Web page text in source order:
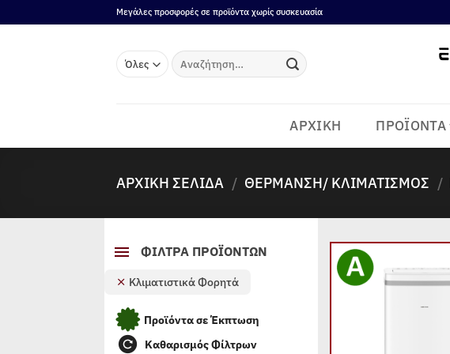
στο
Μεγάλες προσφορές σε προϊόντα χωρίς συσκευασία
Αναζήτηση
για:
ΑΡΧΙΚΗ ΠΡΟΪΟΝΤΑ
ΑΡΧΙΚΉ ΣΕΛΊΔΑ / ΘΈΡΜΑΝΣΗ/ ΚΛΙΜΑΤΙΣΜΌΣ /
ΦΙΛΤΡΑ ΠΡΟΪΟΝΤΩΝ
Κλιματιστικά Φορητά
Προϊόντα σε Έκπτωση
Καθαρισμός Φίλτρων